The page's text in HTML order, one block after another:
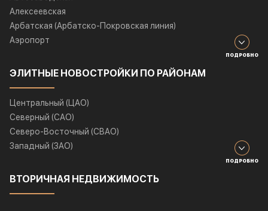
Алексеевская
Арбатская (Арбатско-Покровская линия)
Аэропорт
ПОДРОБНО
ЭЛИТНЫЕ НОВОСТРОЙКИ ПО РАЙОНАМ
Центральный (ЦАО)
Северный (САО)
Северо-Восточный (СВАО)
Западный (ЗАО)
ПОДРОБНО
ВТОРИЧНАЯ НЕДВИЖИМОСТЬ